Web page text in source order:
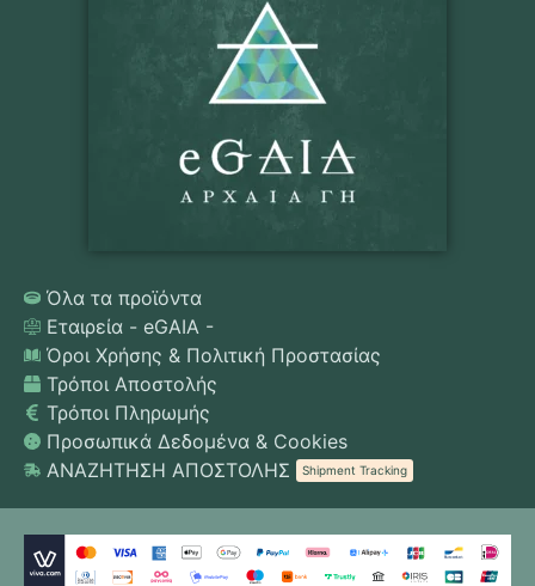
Όλα τα προϊόντα
Εταιρεία - eGAIA -
Όροι Χρήσης & Πολιτική Προστασίας
Τρόποι Αποστολής
Τρόποι Πληρωμής
Προσωπικά Δεδομένα & Cookies
ΑΝΑΖΗΤΗΣΗ ΑΠΟΣΤΟΛΗΣ
Shipment Tracking